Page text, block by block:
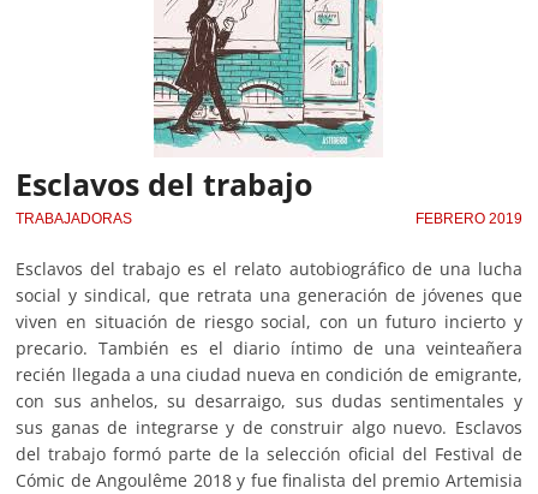
Esclavos del trabajo
TRABAJADORAS FEBRERO 2019
Esclavos del trabajo es el relato autobiográfico de una lucha
social y sindical, que retrata una generación de jóvenes que
viven en situación de riesgo social, con un futuro incierto y
precario. También es el diario íntimo de una veinteañera
recién llegada a una ciudad nueva en condición de emigrante,
con sus anhelos, su desarraigo, sus dudas sentimentales y
sus ganas de integrarse y de construir algo nuevo. Esclavos
del trabajo formó parte de la selección oficial del Festival de
Cómic de Angoulême 2018 y fue finalista del premio Artemisia